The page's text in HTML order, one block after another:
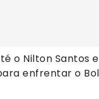
o Nilton Santos
enfrentar o